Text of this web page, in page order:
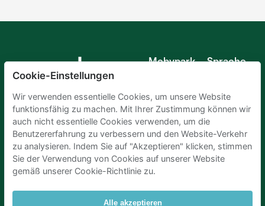
Mobypark
Sprache
Spanisch
Französisch
Italienisch
Niederländisch
Cookie-Einstellungen
Wir verwenden essentielle Cookies, um unsere Website
funktionsfähig zu machen. Mit Ihrer Zustimmung können wir
auch nicht essentielle Cookies verwenden, um die
Benutzererfahrung zu verbessern und den Website-Verkehr
zu analysieren. Indem Sie auf "Akzeptieren" klicken, stimmen
Sie der Verwendung von Cookies auf unserer Website
gemäß unserer Cookie-Richtlinie zu.
Alle akzeptieren